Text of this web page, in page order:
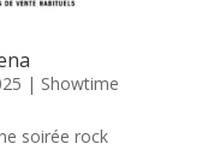
| Showtime
soirée rock